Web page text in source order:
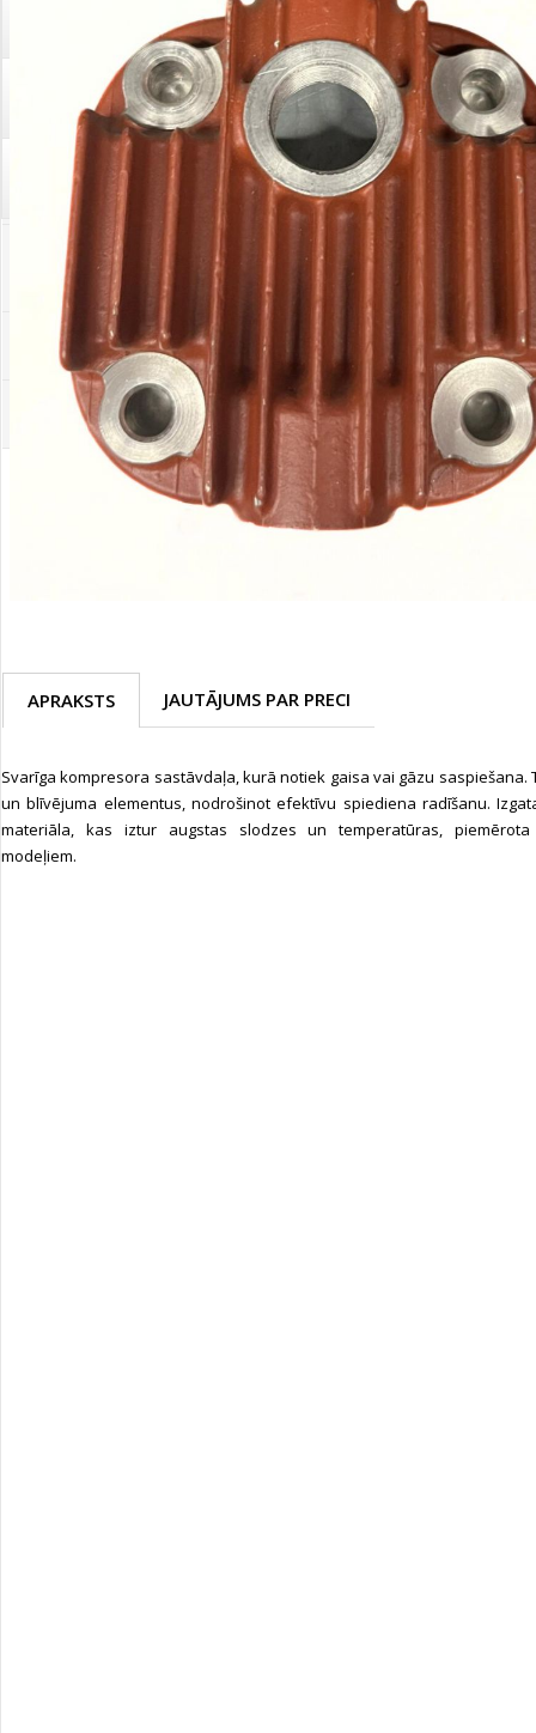
Dezinfekcija, tīrīšana, mazgāšana (29)
Dažādi(75)
Palīglīdzekļi augu audzēšanai(72)
Ievešanas atļaujas 2025
Visas datu drošības lapas (DDL)
vienuviet
Klientu Diena
Novatec - izcils mēslošanai arī
sezonas otrajā pusē!
Piedāvājums ābeļdārziem
TOP piemājas dārzam 2024
APRAKSTS JAUTĀJUMS PAR PRECI
Svarīga kompresora sastāvdaļa, kurā notiek gaisa vai gāzu saspiešana.
un blīvējuma elementus, nodrošinot efektīvu spiediena radīšanu.
materiāla, kas iztur augstas slodzes un temperatūras, piemērota
modeļiem.